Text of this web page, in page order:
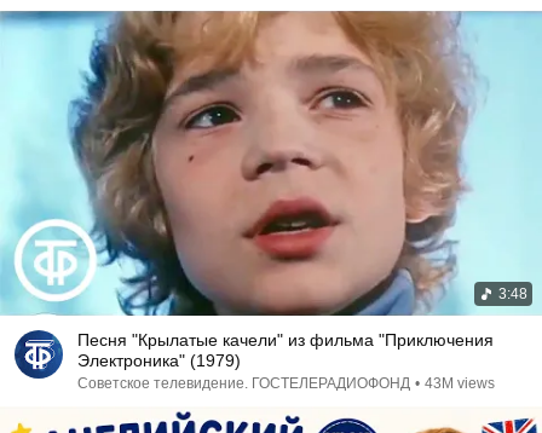
3:48
Песня "Крылатые качели" из фильма "Приключения
Электроника" (1979)
Советское телевидение. ГОСТЕЛЕРАДИОФОНД • 43M views